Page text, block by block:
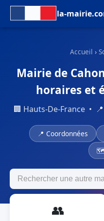
la-
Accueil ›
Mairie de
horaires et
🏢 Hauts-De-France •
📍 Coordonnées
🗺
👥